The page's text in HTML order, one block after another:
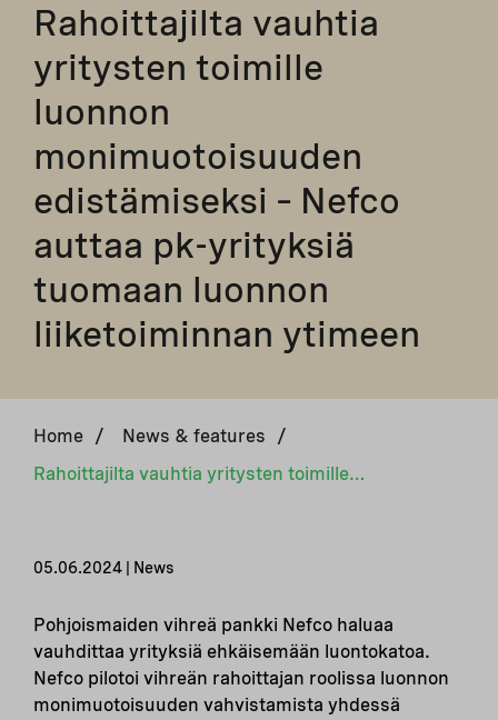
Rahoittajilta vauhtia
yritysten toimille
luonnon
monimuotoisuuden
edistämiseksi – Nefco
auttaa pk-yrityksiä
tuomaan luonnon
liiketoiminnan ytimeen
Home / News & features
/
Rahoittajilta vauhtia yritysten toimille luonnon monimuotoisuuden edistämiseksi – Nefco auttaa pk-yrityksiä tuomaan luonnon liiketoiminnan ytimeen
05.06.2024 | News
Pohjoismaiden vihreä pankki Nefco haluaa
vauhdittaa yrityksiä ehkäisemään luontokatoa.
Nefco pilotoi vihreän rahoittajan roolissa luonnon
monimuotoisuuden vahvistamista yhdessä